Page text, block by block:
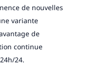
de nouvelles
variante
de
continue
24.